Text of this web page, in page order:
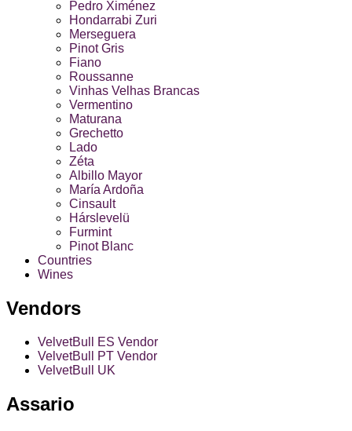
Pedro Ximénez
Hondarrabi Zuri
Merseguera
Pinot Gris
Fiano
Roussanne
Vinhas Velhas Brancas
Vermentino
Maturana
Grechetto
Lado
Zéta
Albillo Mayor
María Ardoña
Cinsault
Hárslevelü
Furmint
Pinot Blanc
Countries
Wines
Vendors
VelvetBull ES Vendor
VelvetBull PT Vendor
VelvetBull UK
Assario